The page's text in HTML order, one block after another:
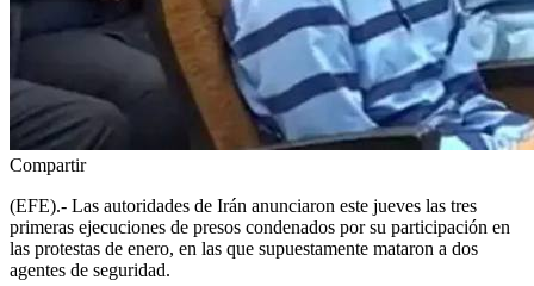
Compartir
(EFE).- Las autoridades de Irán anunciaron este jueves las tres
primeras ejecuciones de presos condenados por su participación en
las protestas de enero, en las que supuestamente mataron a dos
agentes de seguridad.